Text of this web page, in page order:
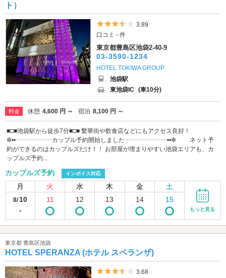
ト）
5つ星のうち3.5
3.89
口コミ - 件
東京都豊島区池袋2-40-9
03-3590-1234
HOTEL TOKIWA GROUP
池袋駅
東池袋IC (車10分)
料金 休憩 4,600 円 ～ 宿泊 8,100 円 ～
■□■池袋駅から徒歩7分■□■ 繫華街や飲食店などにもアクセス良好！
✼••┈┈┈┈┈┈カップル予約開始しました┈┈┈┈┈┈┈••✼ ネット予
約ができるのはカップルズだけ！！ お部屋が埋まりやすい池袋エリアも、カ
ップルズ予約...
カップルズ予約 インボイス対応
月 火 水 木 金 土
8/10
-
11 12 13 14 15
もっと見る
東京都 豊島区池袋
HOTEL SPERANZA (ホテル スペランザ)
5つ星のうち3.5
3.68